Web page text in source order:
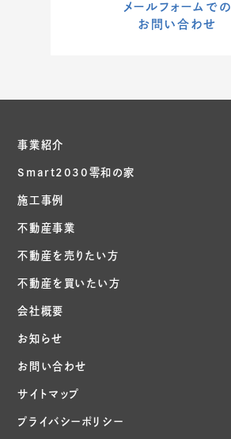
メールフォームでの
お問い合わせ
事業紹介
Smart2030零和の家
施工事例
不動産事業
不動産を売りたい方
不動産を買いたい方
会社概要
お知らせ
お問い合わせ
サイトマップ
プライバシーポリシー